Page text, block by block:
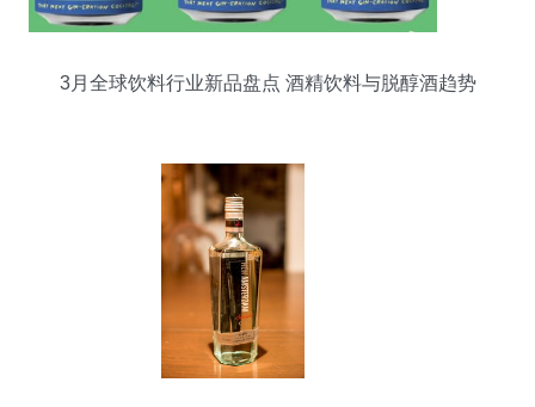
3月全球饮料行业新品盘点 酒精饮料与脱醇酒趋势